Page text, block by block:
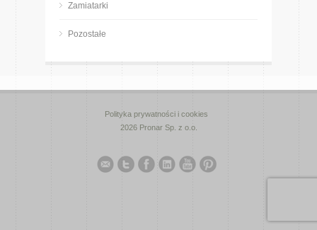
Zamiatarki
Pozostałe
Polityka prywatności i cookies
2026 Pronar Sp. z o.o.